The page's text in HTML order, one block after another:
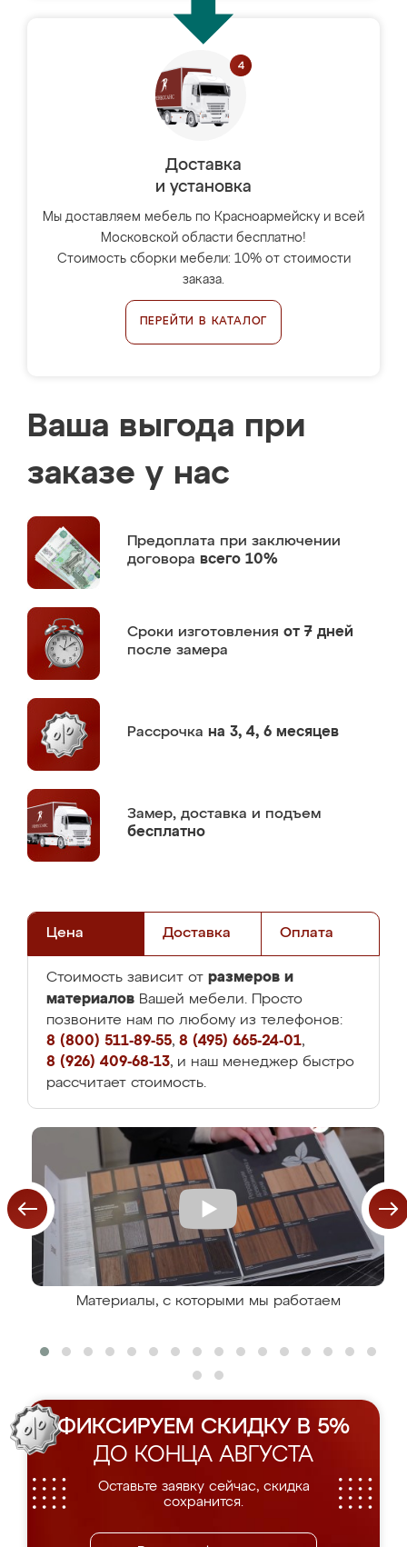
Доставка
и установка
Мы доставляем мебель по Красноармейску и всей
Московской области бесплатно!
Стоимость сборки мебели: 10% от стоимости
заказа.
ПЕРЕЙТИ В КАТАЛОГ
Ваша выгода при
заказе у нас
Предоплата при заключении
договора всего 10%
Сроки изготовления от 7 дней
после замера
Рассрочка на 3, 4, 6 месяцев
Замер, доставка и подъем
бесплатно
Цена Доставка Оплата
Стоимость зависит от размеров и
материалов Вашей мебели. Просто
позвоните нам по любому из телефонов:
8 (800) 511-89-55, 8 (495) 665-24-01,
8 (926) 409-68-13, и наш менеджер быстро
рассчитает стоимость.
Материалы, с которыми мы работаем
ФИКСИРУЕМ СКИДКУ В 5%
ДО КОНЦА АВГУСТА
Оставьте заявку сейчас, скидка
сохранится.